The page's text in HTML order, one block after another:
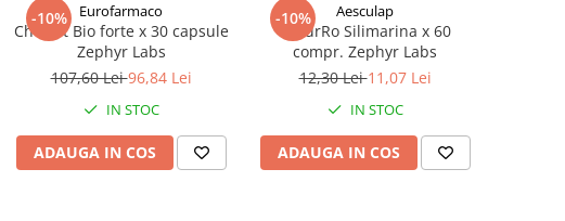
-10% Eurofarmaco
Cholest Bio forte x 30 capsule
Zephyr Labs
107,60 Lei96,84 Lei
IN STOC
ADAUGA IN COS
-10% Aesculap
NaturRo Silimarina x 60
compr. Zephyr Labs
12,30 Lei11,07 Lei
IN STOC
ADAUGA IN COS